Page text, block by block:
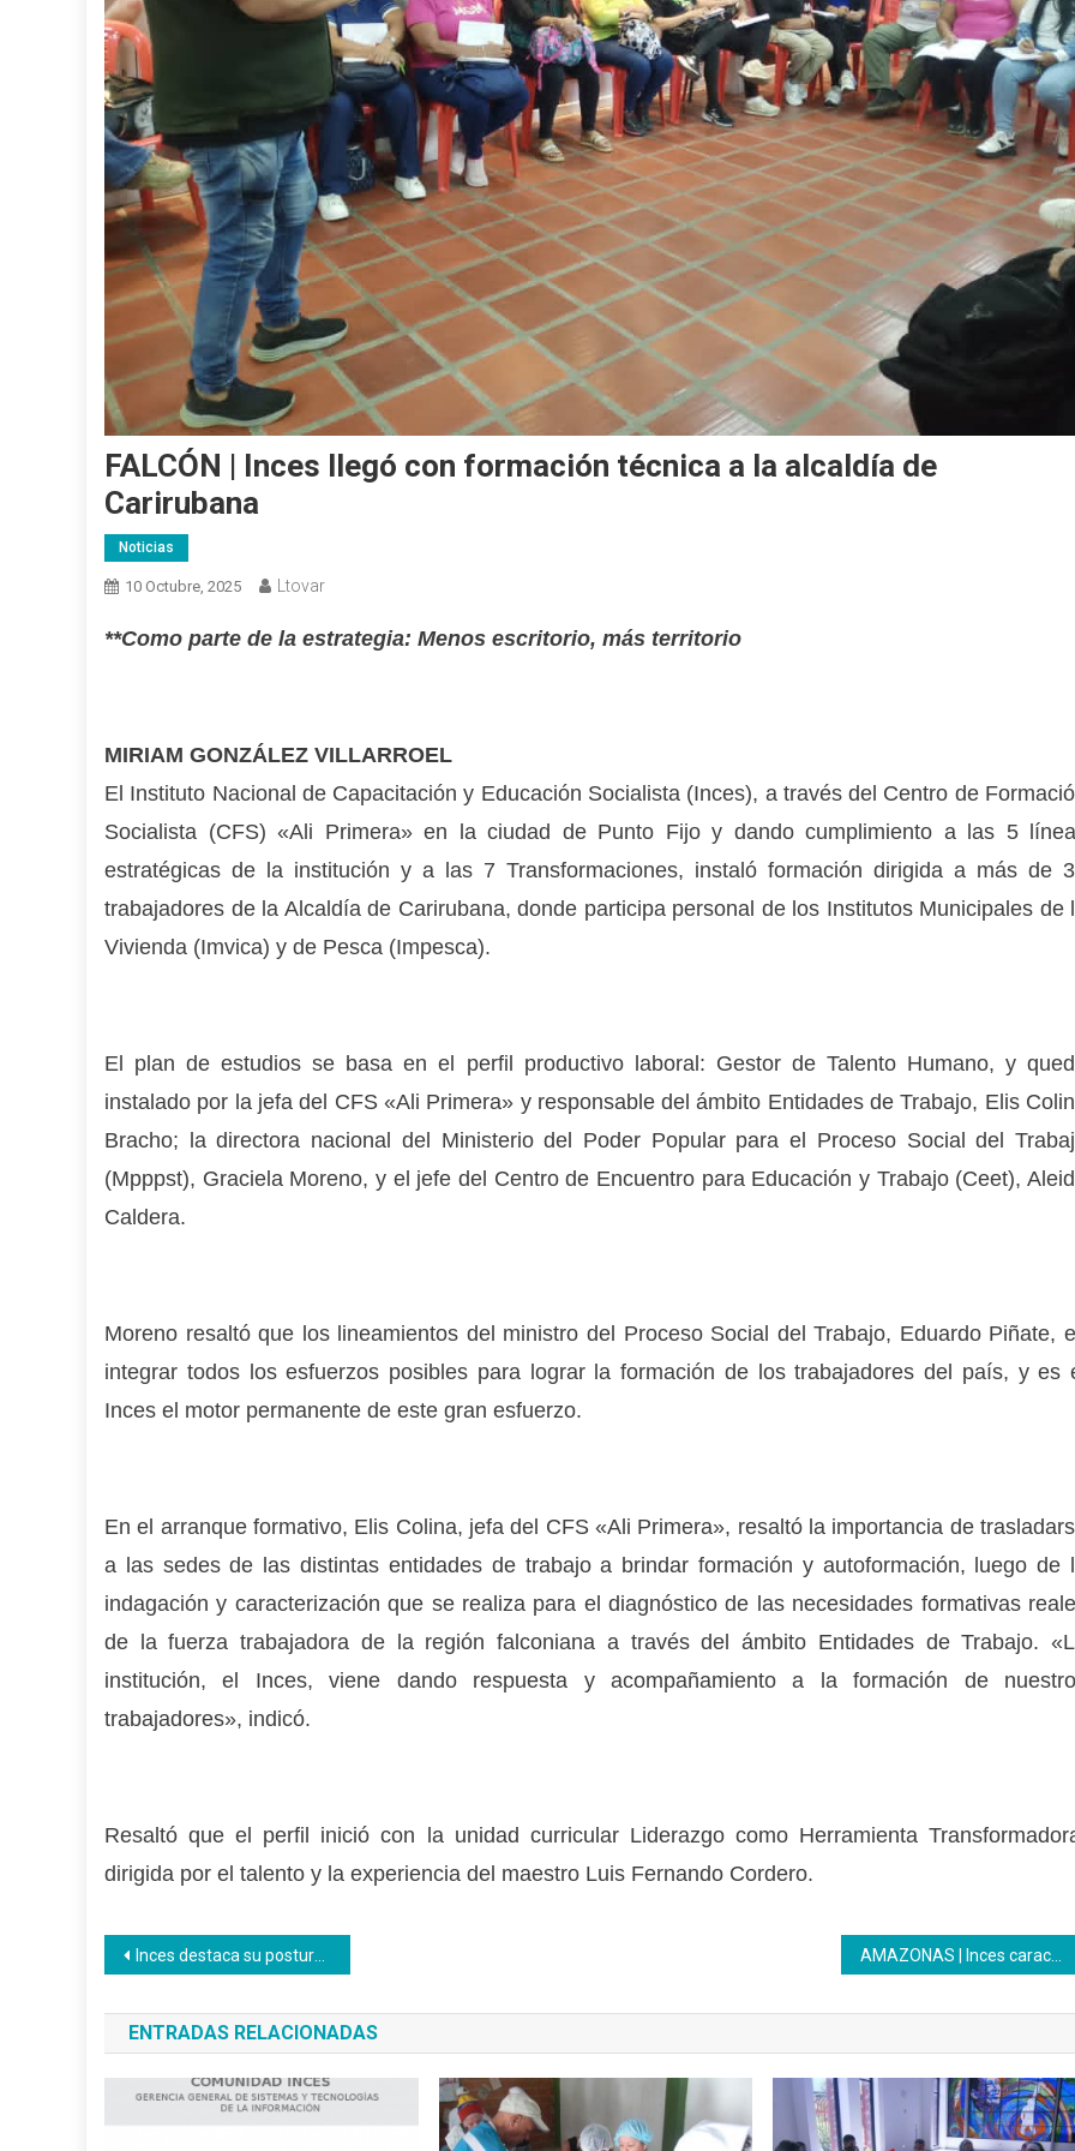
FALCÓN | Inces llegó con formación técnica a la alcaldía de
Carirubana
Noticias
10 Octubre, 2025 Ltovar
**Como parte de la estrategia: Menos escritorio, más territorio
MIRIAM GONZÁLEZ VILLARROEL
El Instituto Nacional de Capacitación y Educación Socialista (Inces), a través del Centro de
Socialista (CFS) «Ali Primera» en la ciudad de Punto Fijo y dando cumplimiento a las 5
estratégicas de la institución y a las 7 Transformaciones, instaló formación dirigida a más de
trabajadores de la Alcaldía de Carirubana, donde participa personal de los Institutos Municipales de
Vivienda (Imvica) y de Pesca (Impesca).
El plan de estudios se basa en el perfil productivo laboral: Gestor de Talento Humano, y
instalado por la jefa del CFS «Ali Primera» y responsable del ámbito Entidades de Trabajo, Elis
Bracho; la directora nacional del Ministerio del Poder Popular para el Proceso Social del
(Mpppst), Graciela Moreno, y el jefe del Centro de Encuentro para Educación y Trabajo (Ceet),
Caldera.
Moreno resaltó que los lineamientos del ministro del Proceso Social del Trabajo, Eduardo Piñate,
integrar todos los esfuerzos posibles para lograr la formación de los trabajadores del país, y es
Inces el motor permanente de este gran esfuerzo.
En el arranque formativo, Elis Colina, jefa del CFS «Ali Primera», resaltó la importancia de
a las sedes de las distintas entidades de trabajo a brindar formación y autoformación, luego de
indagación y caracterización que se realiza para el diagnóstico de las necesidades formativas
de la fuerza trabajadora de la región falconiana a través del ámbito Entidades de Trabajo.
institución, el Inces, viene dando respuesta y acompañamiento a la formación de
trabajadores», indicó.
Resaltó que el perfil inició con la unidad curricular Liderazgo como Herramienta
dirigida por el talento y la experiencia del maestro Luis Fernando Cordero.
Navegación
de
entradas
Inces destaca su postura a favor de la educación integral en el III Congreso Nacional de Seguridad Social AMAZONAS | Inces caracteriza a jóvenes trabajadores de la SEJEU para futuras formaciones
ENTRADAS RELACIONADAS